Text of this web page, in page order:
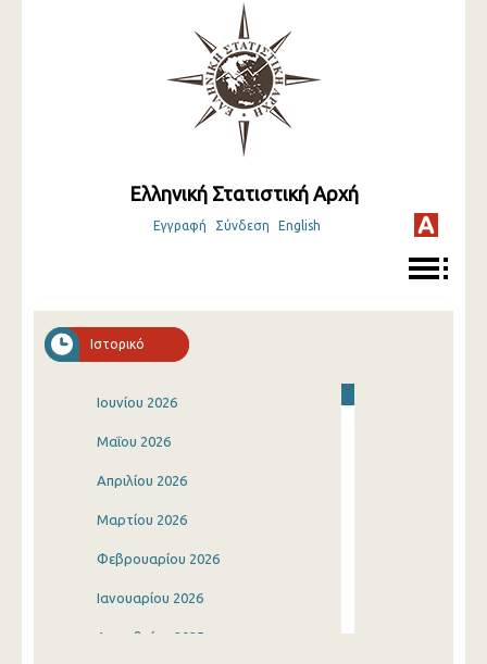
Ελληνική Στατιστική Αρχή
Εγγραφή Σύνδεση English
Ιστορικό
Ιουνίου 2026
Μαΐου 2026
Απριλίου 2026
Μαρτίου 2026
Φεβρουαρίου 2026
Ιανουαρίου 2026
Δεκεμβρίου 2025